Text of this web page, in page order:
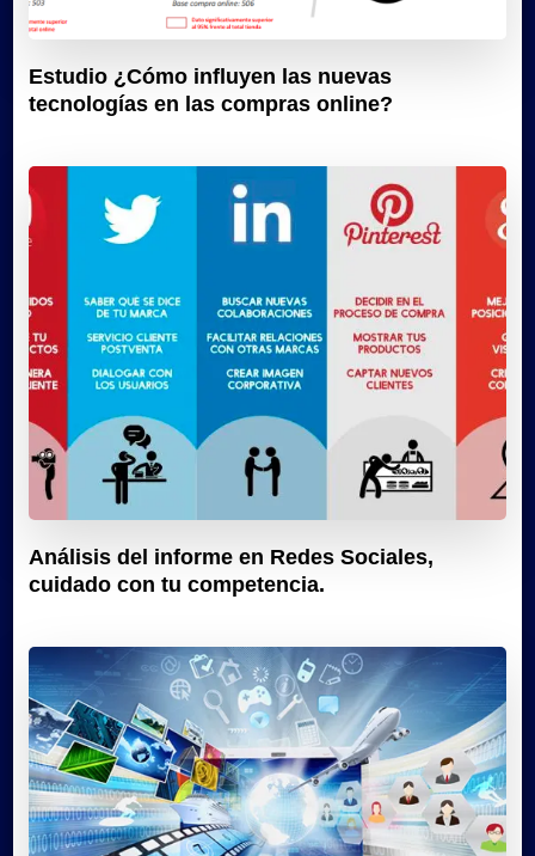
Estudio ¿Cómo influyen las nuevas
tecnologías en las compras online?
Análisis del informe en Redes Sociales,
cuidado con tu competencia.